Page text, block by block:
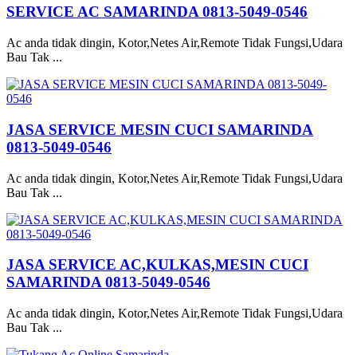
SERVICE AC SAMARINDA 0813-5049-0546
Ac anda tidak dingin, Kotor,Netes Air,Remote Tidak Fungsi,Udara
Bau Tak ...
JASA SERVICE MESIN CUCI SAMARINDA
0813-5049-0546
Ac anda tidak dingin, Kotor,Netes Air,Remote Tidak Fungsi,Udara
Bau Tak ...
JASA SERVICE AC,KULKAS,MESIN CUCI
SAMARINDA 0813-5049-0546
Ac anda tidak dingin, Kotor,Netes Air,Remote Tidak Fungsi,Udara
Bau Tak ...